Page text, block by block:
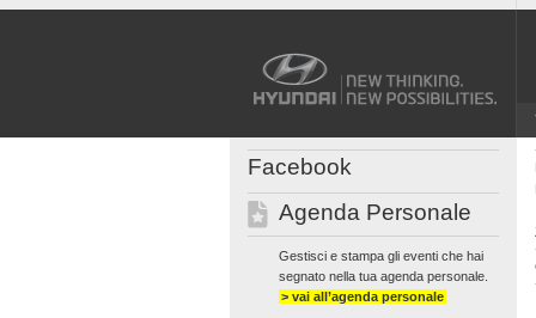
Facebook
Agenda Personale
Gestisci e stampa gli eventi che hai
segnato nella tua agenda personale.
> vai all’agenda personale